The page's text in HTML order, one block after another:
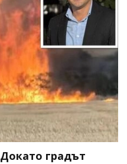
градът